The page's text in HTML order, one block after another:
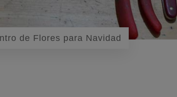
de Flores para Navidad